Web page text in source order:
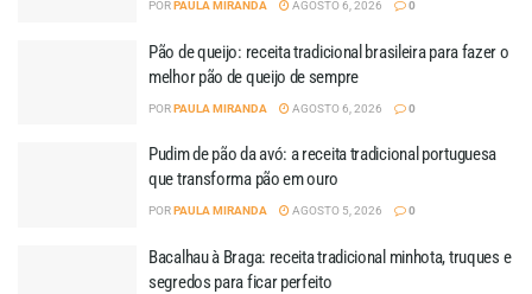
PORPAULA MIRANDA AGOSTO 6, 2026 0
Pão de queijo: receita tradicional brasileira para fazer o
melhor pão de queijo de sempre
PORPAULA MIRANDA AGOSTO 6, 2026 0
Pudim de pão da avó: a receita tradicional portuguesa
que transforma pão em ouro
PORPAULA MIRANDA AGOSTO 5, 2026 0
Bacalhau à Braga: receita tradicional minhota, truques e
segredos para ficar perfeito